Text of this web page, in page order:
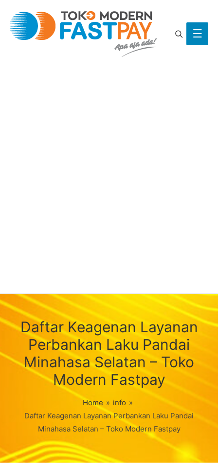
Main
Search
Daftar Keagenan Layanan
Perbankan Laku Pandai
Minahasa Selatan – Toko
Modern Fastpay
Home » info »
Daftar Keagenan Layanan Perbankan Laku Pandai
Minahasa Selatan – Toko Modern Fastpay